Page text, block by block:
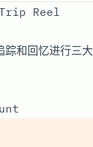
Reel
踪和回忆进行三大